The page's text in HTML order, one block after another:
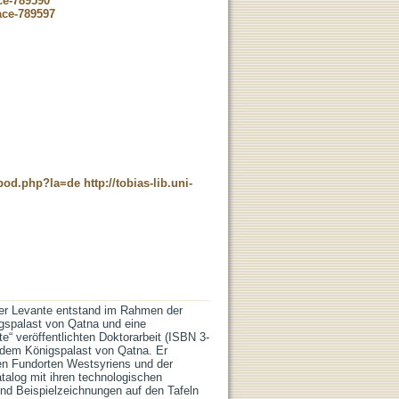
789597
http://tobias-lib.uni-
Levante entstand im Rahmen der
von Qatna und eine
veröffentlichten Doktorarbeit (ISBN 3-
Königspalast von Qatna. Er
Fundorten Westsyriens und der
mit ihren technologischen
Beispielzeichnungen auf den Tafeln